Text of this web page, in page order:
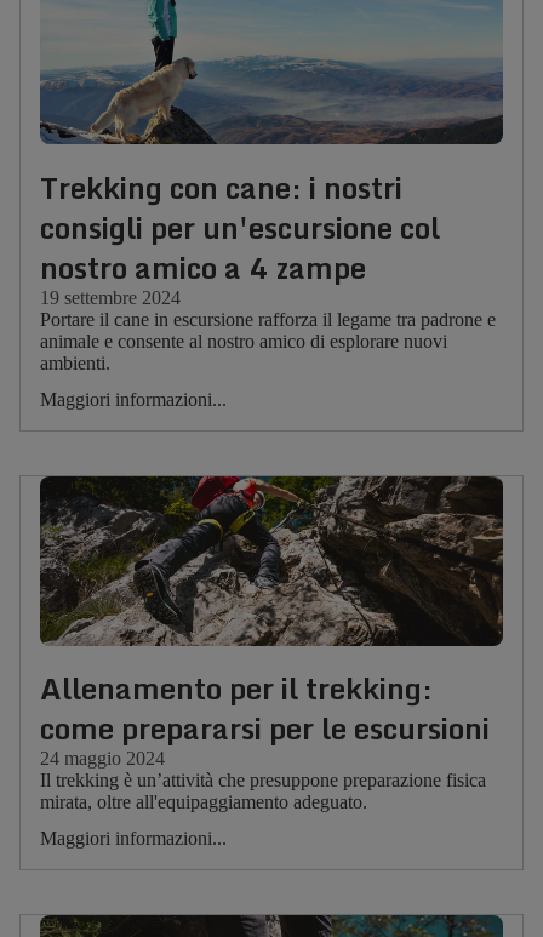
Trekking con cane: i nostri
consigli per un'escursione col
nostro amico a 4 zampe
19 settembre 2024
Portare il cane in escursione rafforza il legame tra padrone e
animale e consente al nostro amico di esplorare nuovi
ambienti.
Maggiori informazioni...
Allenamento per il trekking:
come prepararsi per le escursioni
24 maggio 2024
Il trekking è un’attività che presuppone preparazione fisica
mirata, oltre all'equipaggiamento adeguato.
Maggiori informazioni...